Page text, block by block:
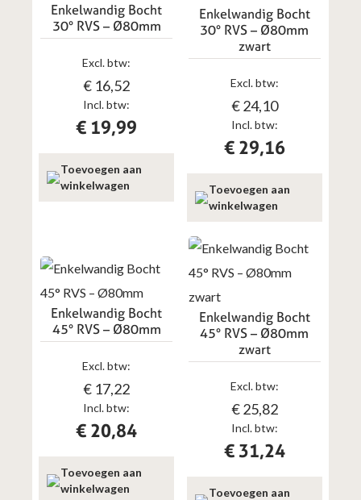
Enkelwandig Bocht
30° RVS – Ø80mm
Incl. btw:
€ 19,99
Excl. btw:
€ 16,52
Toevoegen aan
winkelwagen
Enkelwandig Bocht
30° RVS – Ø80mm
zwart
Incl. btw:
€29,16
Excl. btw:
€24,10
Toevoegen aan
winkelwagen
Enkelwandig Bocht
45° RVS – Ø80mm
Incl. btw:
€ 20,84
Excl. btw:
€ 17,22
Toevoegen aan
winkelwagen
Enkelwandig Bocht
45° RVS – Ø80mm
zwart
Incl. btw:
€31,24
Excl. btw:
€25,82
Toevoegen aan